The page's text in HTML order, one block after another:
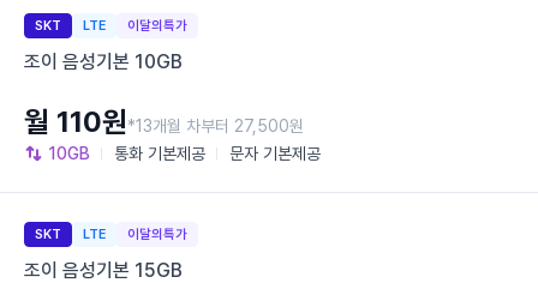
SKT LTE 이달의특가
조이 음성기본 10GB
10GB 통화 기본제공 문자 기본제공
월 110원*13개월 차부터 27,500원
SKT LTE 이달의특가
조이 음성기본 15GB